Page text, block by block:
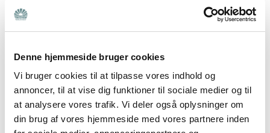
Denne hjemmeside bruger cookies
Vi bruger cookies til at tilpasse vores indhold og
annoncer, til at vise dig funktioner til sociale medier og til
at analysere vores trafik. Vi deler også oplysninger om
din brug af vores hjemmeside med vores partnere inden
en behandlingsform, som tager udgangspunkt i den
situation, man aktuelt står i (med mindre fokus på
sine tankemønstre – for eksempel hvad man tænker
om sig selv og de psykiske udfordringer, man har. Med
kognitiv terapi vil man fokusere på at finde de tanker,
der udløser angsten og finde alternative måder at
tolke situationen på og dermed finde nye